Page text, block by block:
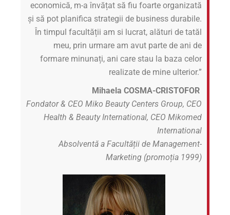
economică, m-a învățat să fiu foarte organizată
și să pot planifica strategii de business durabile.
În timpul facultății am si lucrat, alături de tatăl
meu, prin urmare am avut parte de ani de
formare minunați, ani care stau la baza celor
realizate de mine ulterior.”
Mihaela COSMA-CRISTOFOR
Fondator & CEO Miko Beauty Centers Group, CEO
Health & Beauty International, CEO Mikomed
International
Absolventă a Facultății de Management-
Marketing (promoția 1999)